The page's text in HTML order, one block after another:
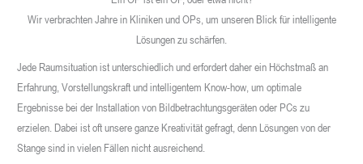
Wir verbrachten Jahre in Kliniken und OPs, um unseren Blick für intelligente
Lösungen zu schärfen.
Jede Raumsituation ist unterschiedlich und erfordert daher ein Höchstmaß an
Erfahrung, Vorstellungskraft und intelligentem Know-how, um optimale
Ergebnisse bei der Installation von Bildbetrachtungsgeräten oder PCs zu
erzielen. Dabei ist oft unsere ganze Kreativität gefragt, denn Lösungen von der
Stange sind in vielen Fällen nicht ausreichend.